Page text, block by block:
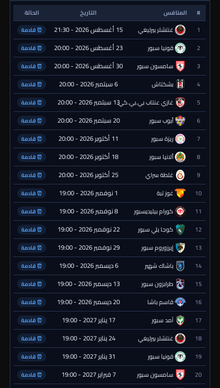
# المنافس التاريخ
الحالة
1
غنتشلر بيرليغي 15 أغسطس 2026 - 21:30 ⏰ قادمة
2 قونيا سبور 23 أغسطس 2026 - 20:00 ⏰ قادمة
3 سامسون سبور 30 أغسطس 2026 - 20:00 ⏰ قادمة
4 بشكتاش 6 سبتمبر 2026 - 20:00 ⏰ قادمة
5 غازي عنتاب بي.بي.كي.13 سبتمبر 2026 - 20:00 ⏰ قادمة
6 أيوب سبور 20 سبتمبر 2026 - 20:00 ⏰ قادمة
7 ريزة سبور 11 أكتوبر 2026 - 20:00 ⏰ قادمة
8 ألانيا سبور 18 أكتوبر 2026 - 20:00 ⏰ قادمة
9 غلطة سراي 25 أكتوبر 2026 - 20:00 ⏰ قادمة
10 غوز تبة 1 نوفمبر 2026 - 19:00 ⏰ قادمة
11 كورام بيليديسبور 8 نوفمبر 2026 - 19:00 ⏰ قادمة
12 كوجا يلي سبور 22 نوفمبر 2026 - 19:00 ⏰ قادمة
13 إيرزوروم سبور 29 نوفمبر 2026 - 19:00 ⏰ قادمة
14 باشاك شهير 6 ديسمبر 2026 - 19:00 ⏰ قادمة
15 طرابزون سبور 13 ديسمبر 2026 - 19:00 ⏰ قادمة
16 قاسم باشا 20 ديسمبر 2026 - 19:00 ⏰ قادمة
17 آمد سبور 17 يناير 2027 - 19:00 ⏰ قادمة
18 غنتشلر بيرليغي 24 يناير 2027 - 19:00 ⏰ قادمة
19 قونيا سبور 31 يناير 2027 - 19:00 ⏰ قادمة
20 سامسون سبور 7 فبراير 2027 - 19:00 ⏰ قادمة